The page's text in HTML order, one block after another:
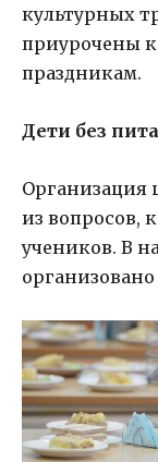
культурных
приурочены
праздникам.
Дети без
Организация
из вопросов,
учеников. В